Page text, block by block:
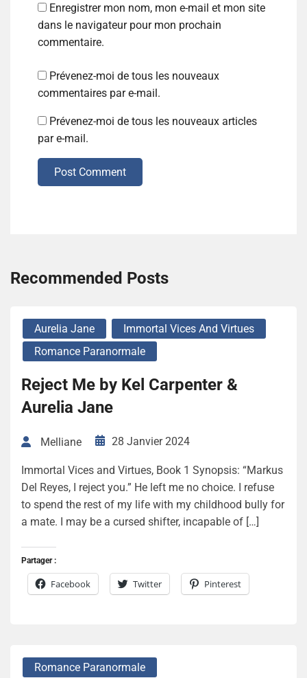
Enregistrer mon nom, mon e-mail et mon site
dans le navigateur pour mon prochain
commentaire.
Prévenez-moi de tous les nouveaux
commentaires par e-mail.
Prévenez-moi de tous les nouveaux articles
par e-mail.
Post Comment
Recommended Posts
Aurelia Jane
Immortal Vices And Virtues
Romance Paranormale
Reject Me by Kel Carpenter &
Aurelia Jane
Melliane 28 Janvier 2024
Immortal Vices and Virtues, Book 1 Synopsis: “Markus
Del Reyes, I reject you.” He left me no choice. I refuse
to spend the rest of my life with my childhood bully for
a mate. I may be a cursed shifter, incapable of […]
Partager :
Facebook Twitter Pinterest
Romance Paranormale